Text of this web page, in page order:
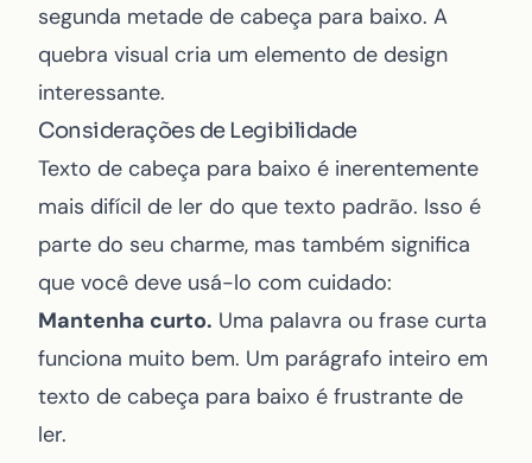
segunda metade de cabeça para baixo. A
quebra visual cria um elemento de design
interessante.
Considerações de Legibilidade
Texto de cabeça para baixo é inerentemente
mais difícil de ler do que texto padrão. Isso é
parte do seu charme, mas também significa
que você deve usá-lo com cuidado:
Mantenha curto. Uma palavra ou frase curta
funciona muito bem. Um parágrafo inteiro em
texto de cabeça para baixo é frustrante de
ler.